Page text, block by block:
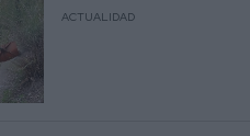
ACTUALIDAD